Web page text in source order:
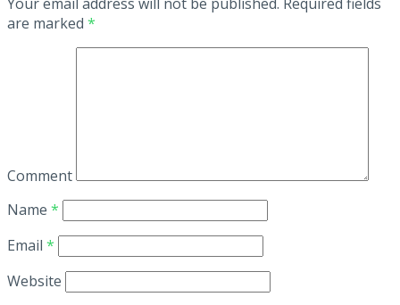
are marked *
Comment
Name *
Email *
Website